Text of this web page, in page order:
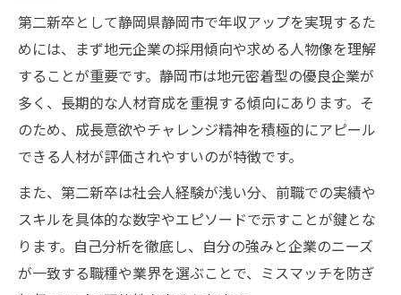
第二新卒として静岡県静岡市で年収アップを実現するた
めには、まず地元企業の採用傾向や求める人物像を理解
することが重要です。静岡市は地元密着型の優良企業が
多く、長期的な人材育成を重視する傾向にあります。そ
のため、成長意欲やチャレンジ精神を積極的にアピール
できる人材が評価されやすいのが特徴です。
また、第二新卒は社会人経験が浅い分、前職での実績や
スキルを具体的な数字やエピソードで示すことが鍵とな
ります。自己分析を徹底し、自分の強みと企業のニーズ
が一致する職種や業界を選ぶことで、ミスマッチを防ぎ